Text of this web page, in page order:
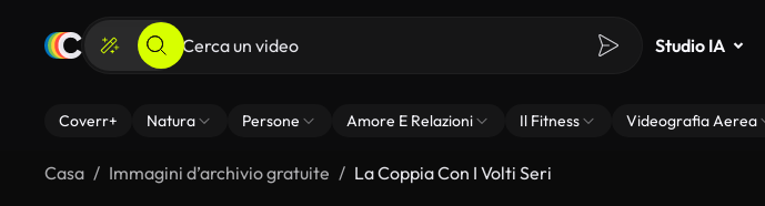
Studio IA
Coverr+ Natura Persone Amore E Relazioni Il Fitness Videografia Aerea
Casa Immagini d’archivio gratuite La Coppia Con I Volti Seri